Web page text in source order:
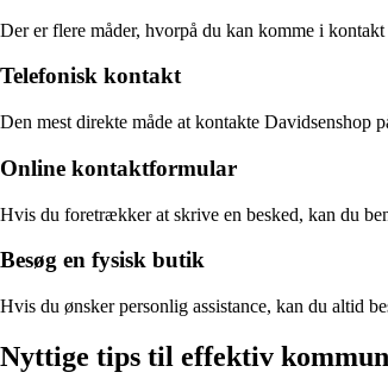
Der er flere måder, hvorpå du kan komme i
Telefonisk kontakt
Den mest direkte måde at kontakte Davidsenshop
Online kontaktformular
Hvis du foretrækker at skrive en besked, kan du
Besøg en fysisk butik
Hvis du ønsker personlig assistance, kan du altid
Nyttige tips til effektiv